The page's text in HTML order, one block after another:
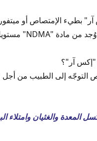
بطيء الإمتصاص أو
من مادة "NDMA
"
"إكس آر"؟
إلى الطبيب من أجل
كسل المعدة والغثيان